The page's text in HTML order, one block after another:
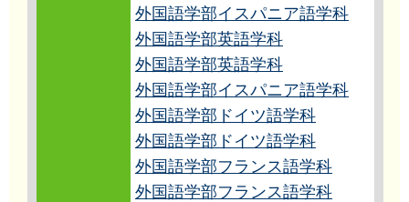
外国語学部イスパニア語学科
外国語学部英語学科
外国語学部英語学科
外国語学部イスパニア語学科
外国語学部ドイツ語学科
外国語学部ドイツ語学科
外国語学部フランス語学科
外国語学部フランス語学科